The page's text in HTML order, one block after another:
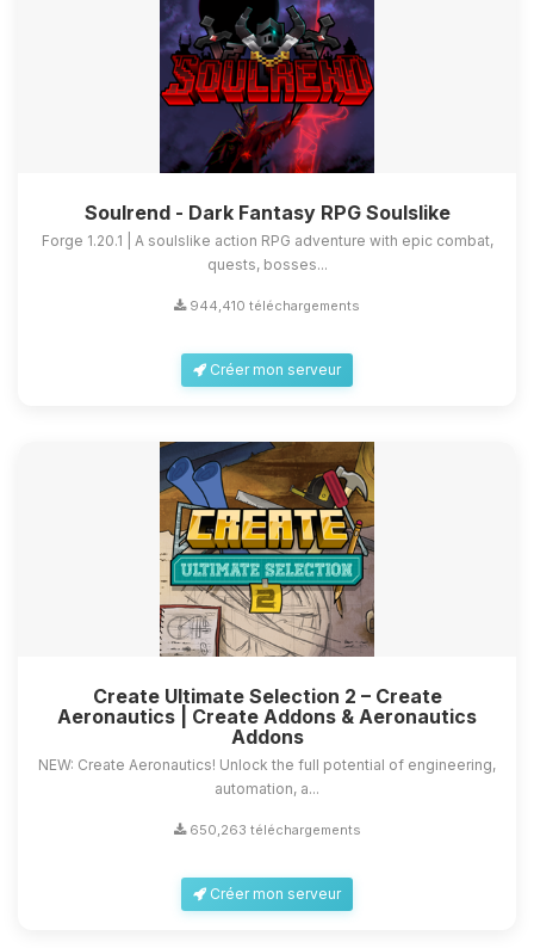
Soulrend - Dark Fantasy RPG Soulslike
Forge 1.20.1 | A soulslike action RPG adventure with epic combat,
quests, bosses...
944,410 téléchargements
Créer mon serveur
Create Ultimate Selection 2 – Create
Aeronautics | Create Addons & Aeronautics
Addons
NEW: Create Aeronautics! Unlock the full potential of engineering,
automation, a...
650,263 téléchargements
Créer mon serveur